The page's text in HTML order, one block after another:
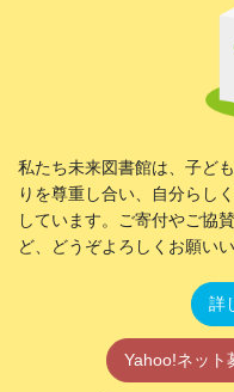
私たち未来図書館は、子ど
りを尊重し合い、自分らし
しています。ご寄付やご協
ど、どうぞよろしくお願いい
詳
Yahoo!ネット